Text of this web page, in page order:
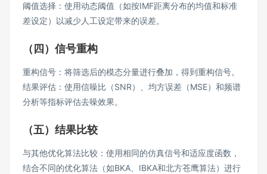
阈值选择：使用动态阈值（如按IMF距离分布的均值和标准
差设定）以减少人工设定带来的误差。
（四）信号重构
重构信号：将筛选后的模态分量进行叠加，得到重构信号。
结果评估：使用信噪比（SNR）、均方误差（MSE）和频谱
分析等指标评估去噪效果。
（五）结果比较
与其他优化算法比较：使用相同的仿真信号和适应度函数，
结合不同的优化算法（如BKA、IBKA和北方苍鹰算法）进行